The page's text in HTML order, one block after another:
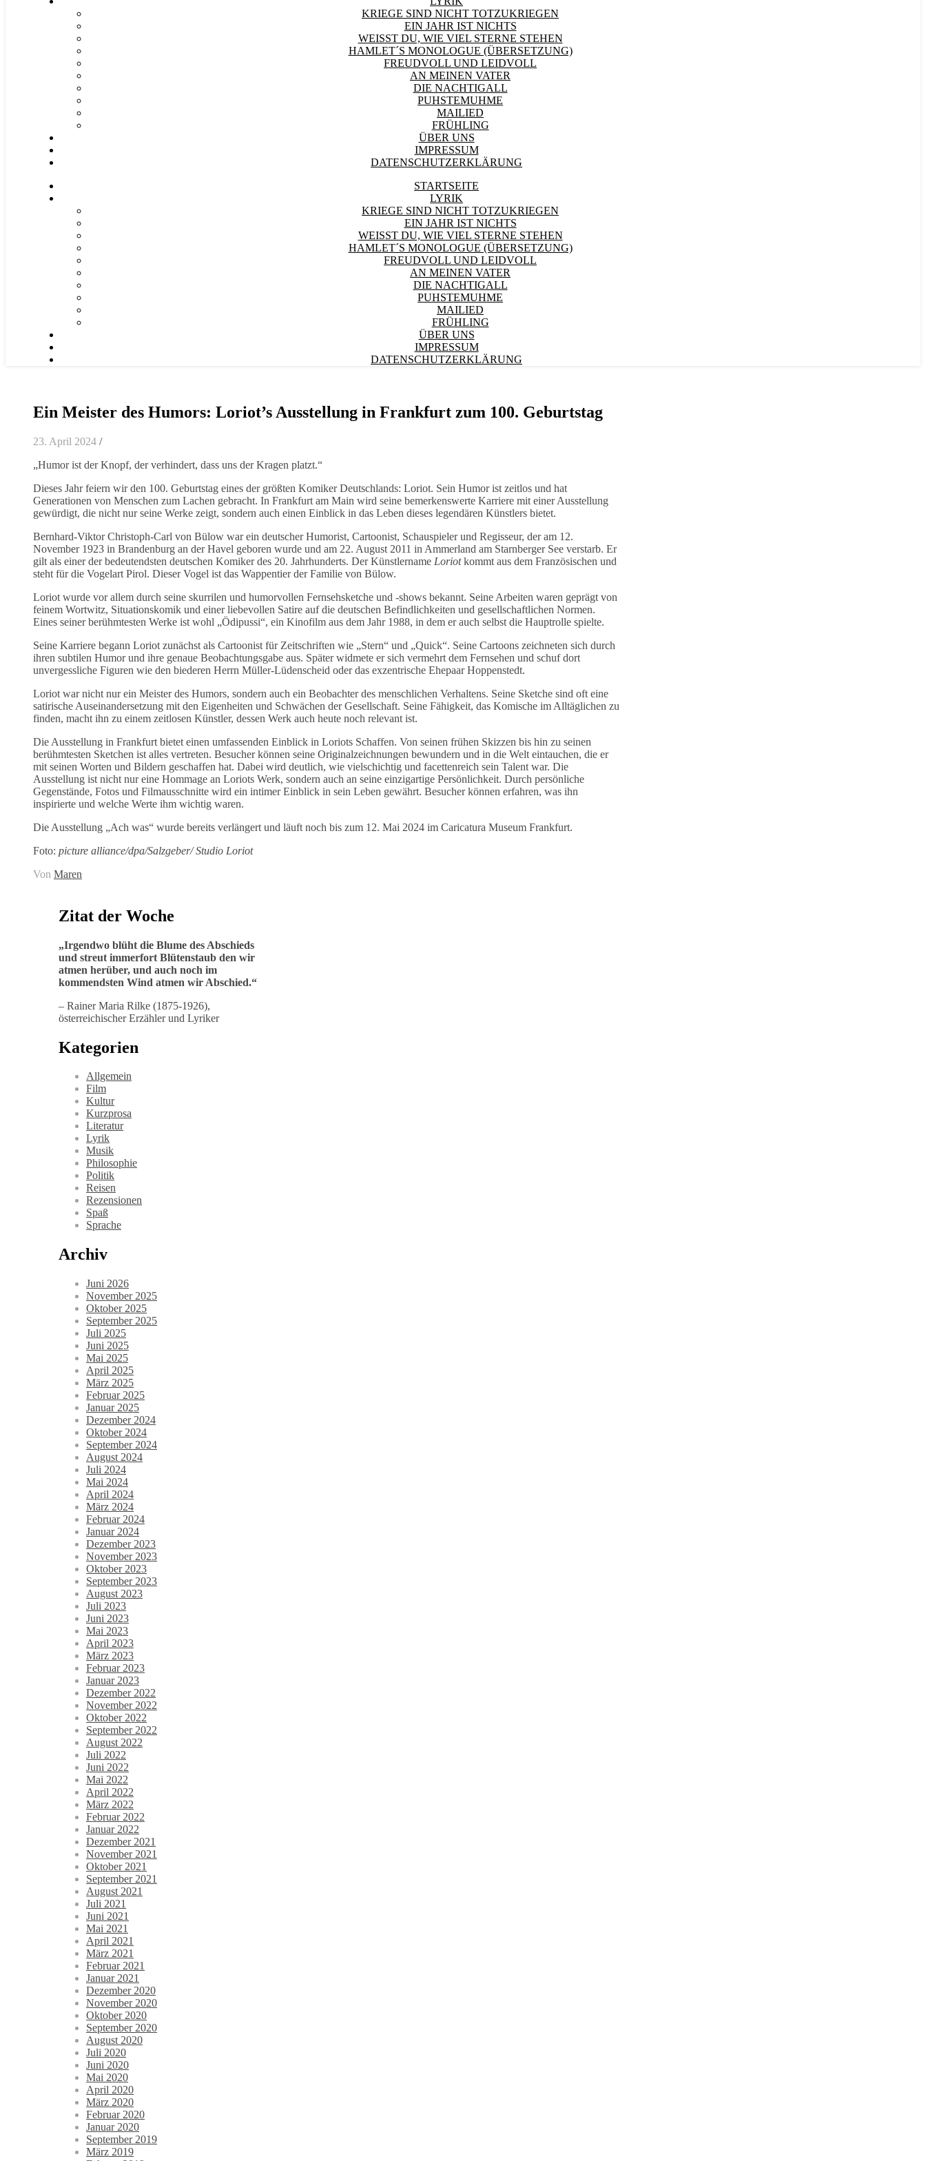
KRIEGE SIND NICHT TOTZUKRIEGEN
EIN JAHR IST NICHTS
WEISST DU, WIE VIEL STERNE STEHEN
HAMLET´S MONOLOGUE (ÜBERSETZUNG)
FREUDVOLL UND LEIDVOLL
AN MEINEN VATER
DIE NACHTIGALL
PUHSTEMUHME
MAILIED
FRÜHLING
ÜBER UNS
IMPRESSUM
DATENSCHUTZERKLÄRUNG
STARTSEITE
LYRIK
KRIEGE SIND NICHT TOTZUKRIEGEN
EIN JAHR IST NICHTS
WEISST DU, WIE VIEL STERNE STEHEN
HAMLET´S MONOLOGUE (ÜBERSETZUNG)
FREUDVOLL UND LEIDVOLL
AN MEINEN VATER
DIE NACHTIGALL
PUHSTEMUHME
MAILIED
FRÜHLING
ÜBER UNS
IMPRESSUM
DATENSCHUTZERKLÄRUNG
Ein Meister des Humors: Loriot’s Ausstellung in Frankfurt zum 100. Geburtstag
23. April 2024 /
„Humor ist der Knopf, der verhindert, dass uns der Kragen platzt.“
Dieses Jahr feiern wir den 100. Geburtstag eines der größten Komiker Deutschlands: Loriot. Sein Humor ist zeitlos und hat
Generationen von Menschen zum Lachen gebracht. In Frankfurt am Main wird seine bemerkenswerte Karriere mit einer Ausstellung
gewürdigt, die nicht nur seine Werke zeigt, sondern auch einen Einblick in das Leben dieses legendären Künstlers bietet.
Bernhard-Viktor Christoph-Carl von Bülow war ein deutscher Humorist, Cartoonist, Schauspieler und Regisseur, der am 12.
November 1923 in Brandenburg an der Havel geboren wurde und am 22. August 2011 in Ammerland am Starnberger See verstarb. Er
gilt als einer der bedeutendsten deutschen Komiker des 20. Jahrhunderts. Der Künstlername Loriotkommt aus dem Französischen und
steht für die Vogelart Pirol. Dieser Vogel ist das Wappentier der Familie von Bülow.
Loriot wurde vor allem durch seine skurrilen und humorvollen Fernsehsketche und -shows bekannt. Seine Arbeiten waren geprägt von
feinem Wortwitz, Situationskomik und einer liebevollen Satire auf die deutschen Befindlichkeiten und gesellschaftlichen Normen.
Eines seiner berühmtesten Werke ist wohl „Ödipussi“, ein Kinofilm aus dem Jahr 1988, in dem er auch selbst die Hauptrolle spielte.
Seine Karriere begann Loriot zunächst als Cartoonist für Zeitschriften wie „Stern“ und „Quick“. Seine Cartoons zeichneten sich durch
ihren subtilen Humor und ihre genaue Beobachtungsgabe aus. Später widmete er sich vermehrt dem Fernsehen und schuf dort
unvergessliche Figuren wie den biederen Herrn Müller-Lüdenscheid oder das exzentrische Ehepaar Hoppenstedt.
Loriot war nicht nur ein Meister des Humors, sondern auch ein Beobachter des menschlichen Verhaltens. Seine Sketche sind oft eine
satirische Auseinandersetzung mit den Eigenheiten und Schwächen der Gesellschaft. Seine Fähigkeit, das Komische im Alltäglichen zu
finden, macht ihn zu einem zeitlosen Künstler, dessen Werk auch heute noch relevant ist.
Die Ausstellung in Frankfurt bietet einen umfassenden Einblick in Loriots Schaffen. Von seinen frühen Skizzen bis hin zu seinen
berühmtesten Sketchen ist alles vertreten. Besucher können seine Originalzeichnungen bewundern und in die Welt eintauchen, die er
mit seinen Worten und Bildern geschaffen hat. Dabei wird deutlich, wie vielschichtig und facettenreich sein Talent war. Die
Ausstellung ist nicht nur eine Hommage an Loriots Werk, sondern auch an seine einzigartige Persönlichkeit. Durch persönliche
Gegenstände, Fotos und Filmausschnitte wird ein intimer Einblick in sein Leben gewährt. Besucher können erfahren, was ihn
inspirierte und welche Werte ihm wichtig waren.
Die Ausstellung „Ach was“ wurde bereits verlängert und läuft noch bis zum 12. Mai 2024 im Caricatura Museum Frankfurt.
Foto: picture alliance/dpa/Salzgeber/ Studio Loriot
Von Maren
Zitat der Woche
„Irgendwo blüht die Blume des Abschieds
und streut immerfort Blütenstaub den wir
atmen herüber, und auch noch im
kommendsten Wind atmen wir Abschied.“
– Rainer Maria Rilke (1875-1926),
österreichischer Erzähler und Lyriker
Kategorien
Allgemein
Film
Kultur
Kurzprosa
Literatur
Lyrik
Musik
Philosophie
Politik
Reisen
Rezensionen
Spaß
Sprache
Archiv
Juni 2026
November 2025
Oktober 2025
September 2025
Juli 2025
Juni 2025
Mai 2025
April 2025
März 2025
Februar 2025
Januar 2025
Dezember 2024
Oktober 2024
September 2024
August 2024
Juli 2024
Mai 2024
April 2024
März 2024
Februar 2024
Januar 2024
Dezember 2023
November 2023
Oktober 2023
September 2023
August 2023
Juli 2023
Juni 2023
Mai 2023
April 2023
März 2023
Februar 2023
Januar 2023
Dezember 2022
November 2022
Oktober 2022
September 2022
August 2022
Juli 2022
Juni 2022
Mai 2022
April 2022
März 2022
Februar 2022
Januar 2022
Dezember 2021
November 2021
Oktober 2021
September 2021
August 2021
Juli 2021
Juni 2021
Mai 2021
April 2021
März 2021
Februar 2021
Januar 2021
Dezember 2020
November 2020
Oktober 2020
September 2020
August 2020
Juli 2020
Juni 2020
Mai 2020
April 2020
März 2020
Februar 2020
Januar 2020
September 2019
März 2019